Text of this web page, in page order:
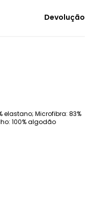
Devolução
elastano; Microfibra: 83%
100% algodão